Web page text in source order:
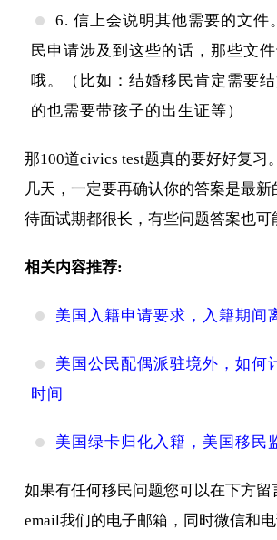
6. 信上会说明其他需要的文件
民申请涉及到这些的话，那些文
哦。（比如：结婚移民肯定需要
的也需要带孩子的出生证等）
那100道civics test题真的要好好复习
几天，一定要再确认你的答案是最
待面试期都很长，有些问题答案也可
相关内容推荐:
美国入籍申请要求，入籍期间
美国公民配偶派驻境外，如何
时间
美国绿卡归化入籍，美国移民
如果有任何移民问题您可以在下方留
email我们的电子邮箱，同时微信和